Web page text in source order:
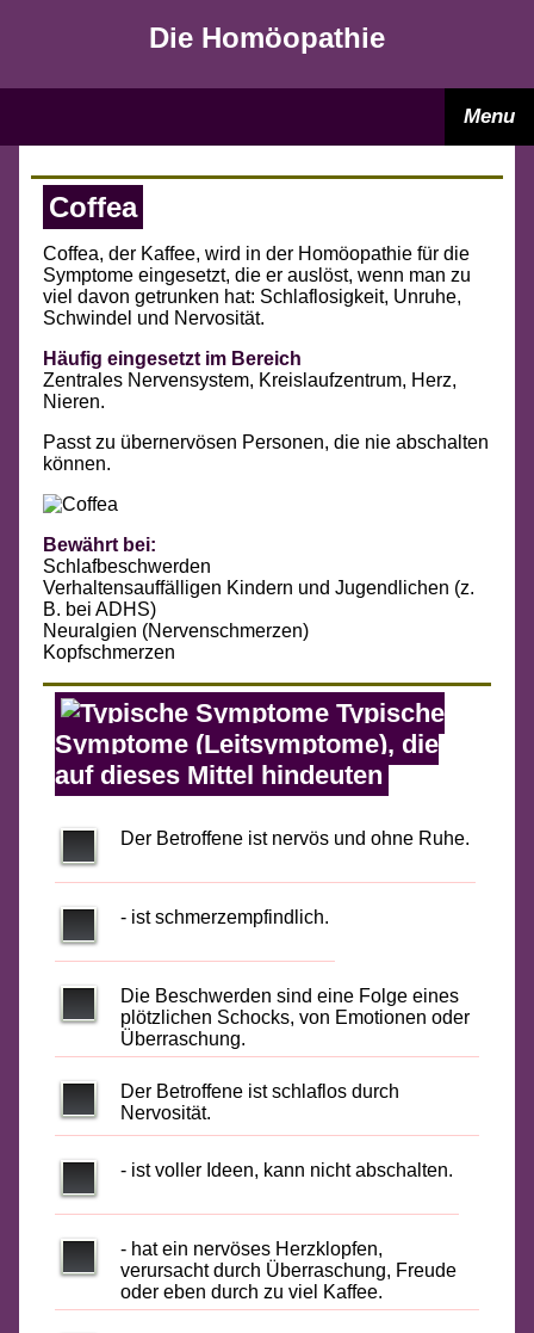
Die Homöopathie
Menu
Coffea
Coffea, der Kaffee, wird in der Homöopathie für die
Symptome eingesetzt, die er auslöst, wenn man zu
viel davon getrunken hat: Schlaflosigkeit, Unruhe,
Schwindel und Nervosität.
Häufig eingesetzt im Bereich
Zentrales Nervensystem, Kreislaufzentrum, Herz,
Nieren.
Passt zu übernervösen Personen, die nie abschalten
können.
Bewährt bei:
Schlafbeschwerden
Verhaltensauffälligen Kindern und Jugendlichen (z.
B. bei ADHS)
Neuralgien (Nervenschmerzen)
Kopfschmerzen
Typische
Symptome (Leitsymptome), die
auf dieses Mittel hindeuten
Der Betroffene ist nervös und ohne Ruhe.
- ist schmerzempfindlich.
Die Beschwerden sind eine Folge eines
plötzlichen Schocks, von Emotionen oder
Überraschung.
Der Betroffene ist schlaflos durch
Nervosität.
- ist voller Ideen, kann nicht abschalten.
- hat ein nervöses Herzklopfen,
verursacht durch Überraschung, Freude
oder eben durch zu viel Kaffee.